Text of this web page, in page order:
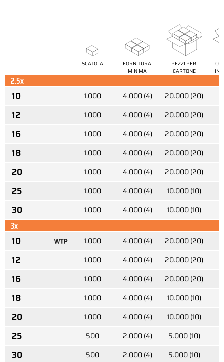
SCATOLA
FORNITURA
MINIMA
PEZZI PER
CARTONE
2.5x
10
1.000 4.000 (4) 20.000 (20)
12 1.000 4.000 (4) 20.000 (20)
16 1.000 4.000 (4) 20.000 (20)
18 1.000 4.000 (4) 20.000 (20)
20 1.000 4.000 (4) 20.000 (20)
25 1.000 4.000 (4) 10.000 (10)
30 1.000 4.000 (4) 10.000 (10)
3x
10
1.000 4.000 (4) 20.000 (20)
12 1.000 4.000 (4) 20.000 (20)
16 1.000 4.000 (4) 20.000 (20)
18 1.000 4.000 (4) 10.000 (10)
20 1.000 4.000 (4) 10.000 (10)
25 500 2.000 (4) 5.000 (10)
30 500 2.000 (4) 5.000 (10)